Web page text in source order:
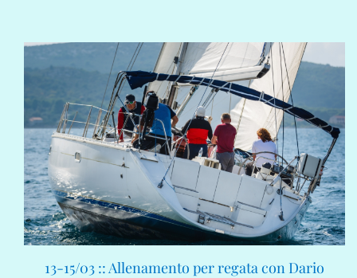
13-15/03 :: Allenamento per regata con Dario